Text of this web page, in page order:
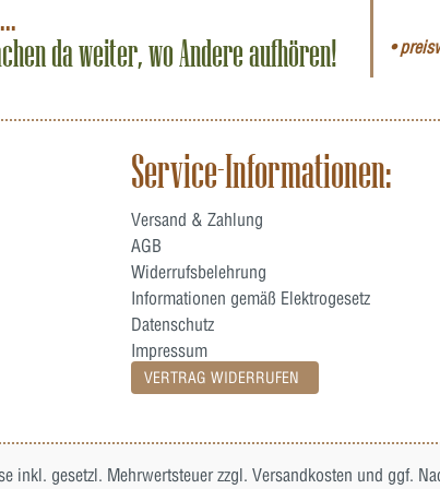
da weiter, wo Andere aufhören!
•
Service-Informationen:
Versand & Zahlung
AGB
Widerrufsbelehrung
Informationen gemäß Elektrogesetz
Datenschutz
Impressum
VERTRAG WIDERRUFEN
inkl. gesetzl. Mehrwertsteuer zzgl. Versandkosten und ggf.